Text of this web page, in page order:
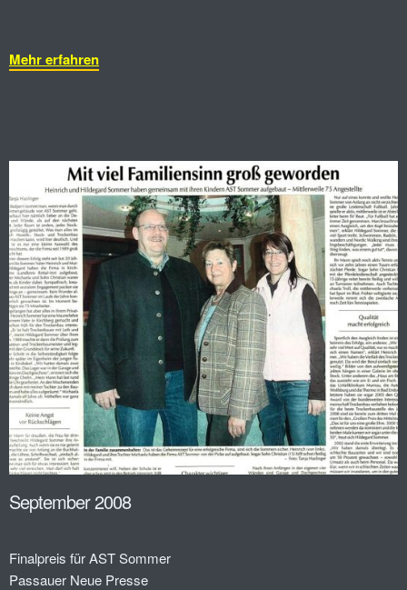
Mehr erfahren
September 2008
Finalpreis für AST Sommer
Passauer Neue Presse